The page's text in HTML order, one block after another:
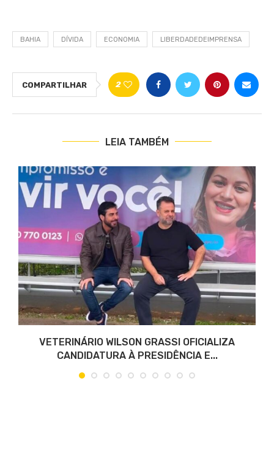
BAHIA DÍVIDA ECONOMIA LIBERDADEDEIMPRENSA
COMPARTILHAR 2
LEIA TAMBÉM
VETERINÁRIO WILSON GRASSI OFICIALIZA
CANDIDATURA À PRESIDÊNCIA E...